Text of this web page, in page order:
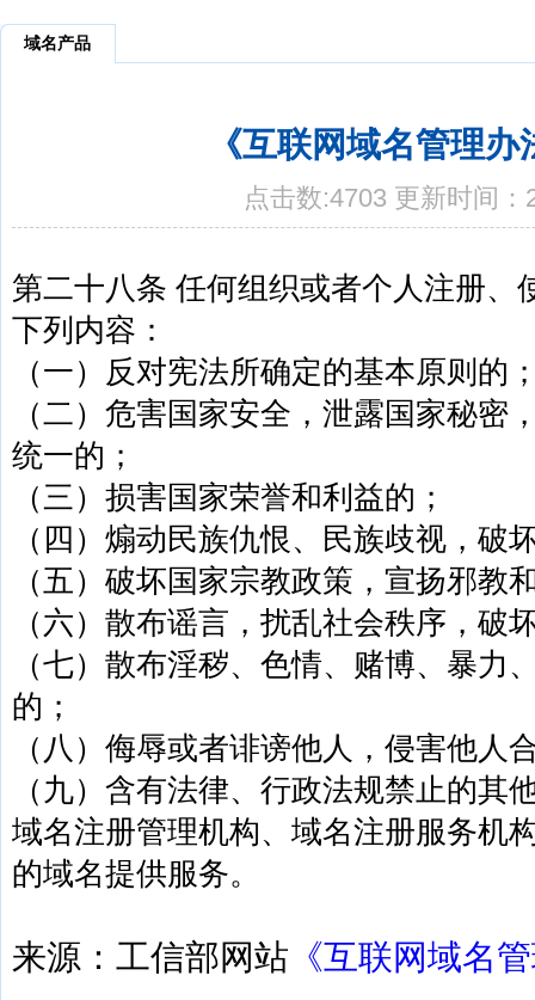
域名产品
《互联网域名管理
点击数:4703 更新时间：
第二十八条 任何组织或者个人注册、
下列内容：
（一）反对宪法所确定的基本原则的
（二）危害国家安全，泄露国家秘密
统一的；
（三）损害国家荣誉和利益的；
（四）煽动民族仇恨、民族歧视，破
（五）破坏国家宗教政策，宣扬邪教
（六）散布谣言，扰乱社会秩序，破
（七）散布淫秽、色情、赌博、暴力
的 ；
（八）侮辱或者诽谤他人，侵害他人
（九）含有法律、行政法规禁止的其
域名注册管理机构、域名注册服务机
的域名提供服务。
来源：工信部网站 《互联网域名